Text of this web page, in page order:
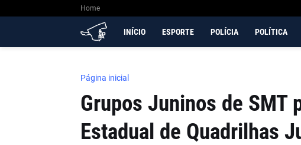
Home
INÍCIO ESPORTE POLÍCIA POLÍTICA
Página inicial
Grupos Juninos de SMT
Estadual de Quadrilhas